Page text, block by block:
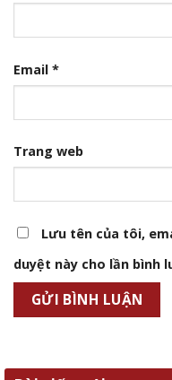
Email *
Trang web
Lưu tên của tôi,
duyệt này cho lần bình